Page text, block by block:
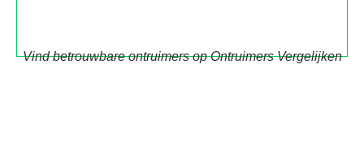
Vind betrouwbare ontruimers op Ontruimers Vergelijken